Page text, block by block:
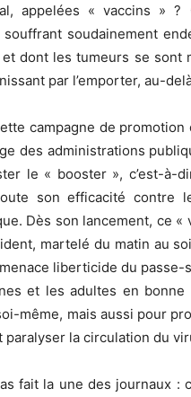
appelées « vaccins »
soudainement
dont les tumeurs se
par l’emporter, au-
campagne de
des administrations
le « booster », c’est-à-
son efficacité contre
Dès son lancement, ce
martelé du matin au
liberticide du
et les adultes en
même, mais aussi pour
paralyser la circulation du
fait la une des journaux